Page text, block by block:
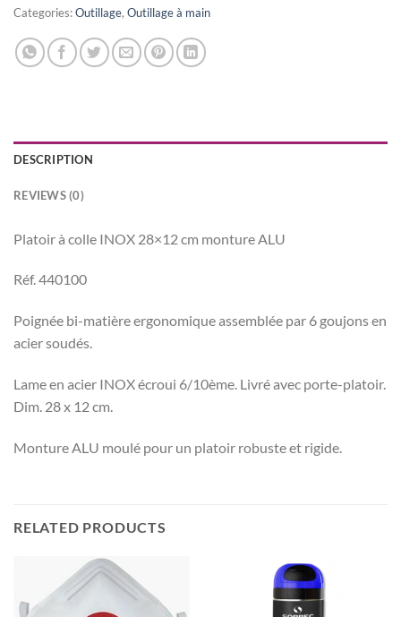
Categories:Outillage, Outillage à main
DESCRIPTION
REVIEWS (0)
Platoir à colle INOX 28×12 cm monture ALU
Réf. 440100
Poignée bi-matière ergonomique assemblée par 6 goujons en
acier soudés.
Lame en acier INOX écroui 6/10ème. Livré avec porte-platoir.
Dim. 28 x 12 cm.
Monture ALU moulé pour un platoir robuste et rigide.
RELATED PRODUCTS